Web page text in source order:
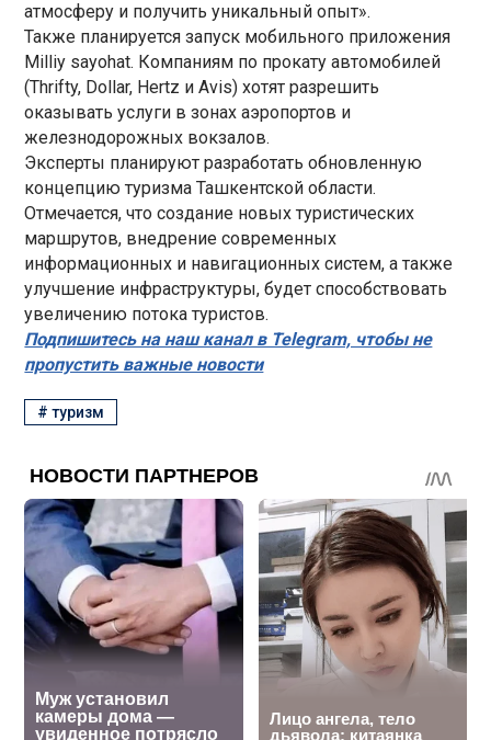
атмосферу и получить уникальный опыт».
Также планируется запуск мобильного приложения
Milliy sayohat. Компаниям по прокату автомобилей
(Thrifty, Dollar, Hertz и Avis) хотят разрешить
оказывать услуги в зонах аэропортов и
железнодорожных вокзалов.
Эксперты планируют разработать обновленную
концепцию туризма Ташкентской области.
Отмечается, что создание новых туристических
маршрутов, внедрение современных
информационных и навигационных систем, а также
улучшение инфраструктуры, будет способствовать
увеличению потока туристов.
Подпишитесь на наш канал в Telegram, чтобы не
пропустить важные новости
#туризм